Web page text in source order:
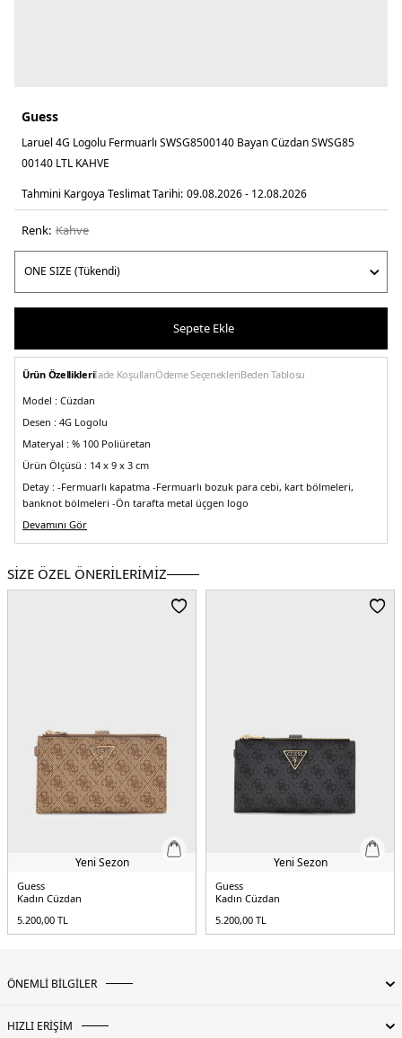
Guess
Laruel 4G Logolu Fermuarlı SWSG8500140 Bayan Cüzdan SWSG85
00140 LTL KAHVE
Tahmini Kargoya Teslimat Tarihi: 09.08.2026 - 12.08.2026
Renk: kahve
Sepete Ekle
Ürün Özellikleriİade KoşullarıÖdeme SeçenekleriBeden Tablosu
Model : Cüzdan
Desen : 4G Logolu
Materyal : % 100 Poliüretan
Ürün Ölçüsü : 14 x 9 x 3 cm
Detay : -Fermuarlı kapatma -Fermuarlı bozuk para cebi, kart bölmeleri,
banknot bölmeleri -Ön tarafta metal üçgen logo
Üretim Yeri :Burma
5DE2SWSG8500140LTL.03
Devamını Gör
SİZE ÖZEL ÖNERİLERİMİZ
Yeni Sezon
Guess
Kadın Cüzdan
5.200,00 TL
Yeni Sezon
Guess
Kadın Cüzdan
5.200,00 TL
ÖNEMLİ BİLGİLER
HIZLI ERİŞİM